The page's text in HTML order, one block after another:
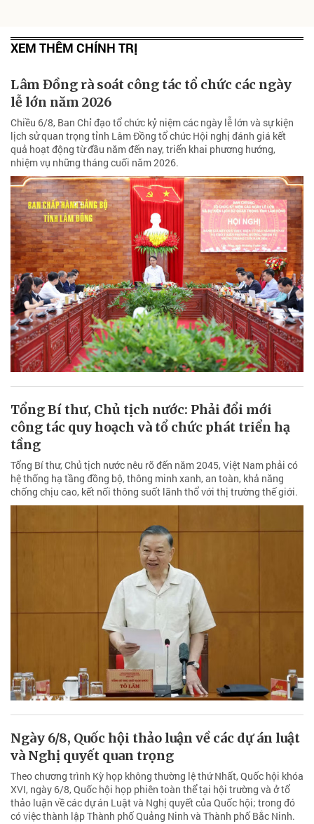
XEM THÊM CHÍNH TRỊ
Lâm Đồng rà soát công tác tổ chức các ngày
lễ lớn năm 2026
Chiều 6/8, Ban Chỉ đạo tổ chức kỷ niệm các ngày lễ lớn và sự kiện
lịch sử quan trọng tỉnh Lâm Đồng tổ chức Hội nghị đánh giá kết
quả hoạt động từ đầu năm đến nay, triển khai phương hướng,
nhiệm vụ những tháng cuối năm 2026.
Tổng Bí thư, Chủ tịch nước: Phải đổi mới
công tác quy hoạch và tổ chức phát triển hạ
tầng
Tổng Bí thư, Chủ tịch nước nêu rõ đến năm 2045, Việt Nam phải có
hệ thống hạ tầng đồng bộ, thông minh xanh, an toàn, khả năng
chống chịu cao, kết nối thông suốt lãnh thổ với thị trường thế giới.
Ngày 6/8, Quốc hội thảo luận về các dự án luật
và Nghị quyết quan trọng
Theo chương trình Kỳ họp không thường lệ thứ Nhất, Quốc hội khóa
XVI, ngày 6/8, Quốc hội họp phiên toàn thể tại hội trường và ở tổ
thảo luận về các dự án Luật và Nghị quyết của Quốc hội; trong đó
có việc thành lập Thành phố Quảng Ninh và Thành phố Bắc Ninh.